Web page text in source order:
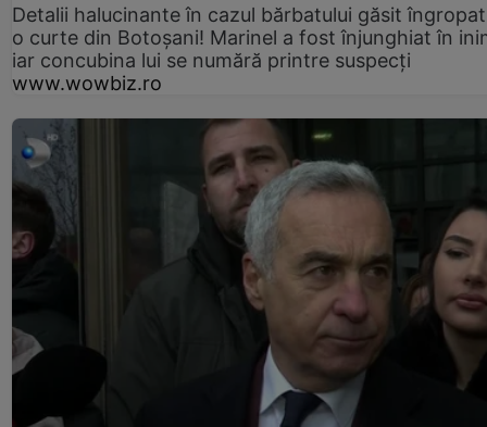
Detalii halucinante în cazul bărbatului găsit
o curte din Botoșani! Marinel a fost înjunghiat în
iar concubina lui se numără printre suspecți
www.wowbiz.ro